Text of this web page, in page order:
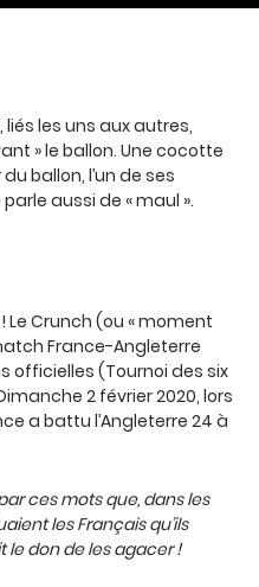
les uns aux autres,
» le ballon. Une cocotte
ballon, l’un de ses
aussi de « maul ».
Le Crunch (ou « moment
France-Angleterre
officielles (Tournoi des six
2 février 2020, lors
a battu l’Angleterre 24 à
ces mots que, dans les
les Français qu’ils
le don de les agacer !